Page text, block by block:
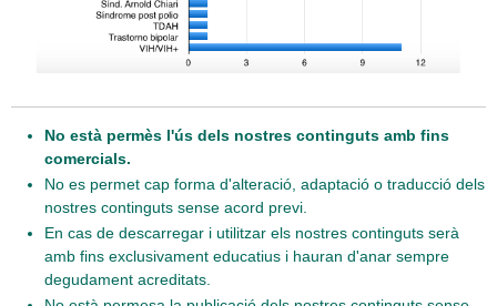
No està permès l'ús dels nostres continguts amb fins
comercials.
No es permet cap forma d'alteració, adaptació o traducció dels
nostres continguts sense acord previ.
En cas de descarregar i utilitzar els nostres continguts serà
amb fins exclusivament educatius i hauran d'anar sempre
degudament acreditats.